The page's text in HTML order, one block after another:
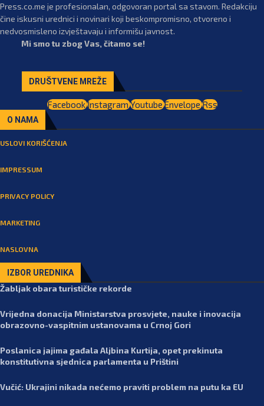
Press.co.me je profesionalan, odgovoran portal sa stavom. Redakciju
čine iskusni urednici i novinari koji beskompromisno, otvoreno i
nedvosmisleno izvještavaju i informišu javnost.
Mi smo tu zbog Vas, čitamo se!
DRUŠTVENE MREŽE
FacebookInstagramYoutubeEnvelopeRss
O NAMA
USLOVI KORIŠĆENJA
IMPRESSUM
PRIVACY POLICY
MARKETING
NASLOVNA
IZBOR UREDNIKA
Žabljak obara turističke rekorde
Vrijedna donacija Ministarstva prosvjete, nauke i inovacija
obrazovno-vaspitnim ustanovama u Crnoj Gori
Poslanica jajima gađala Aljbina Kurtija, opet prekinuta
konstitutivna sjednica parlamenta u Prištini
Vučić: Ukrajini nikada nećemo praviti problem na putu ka EU